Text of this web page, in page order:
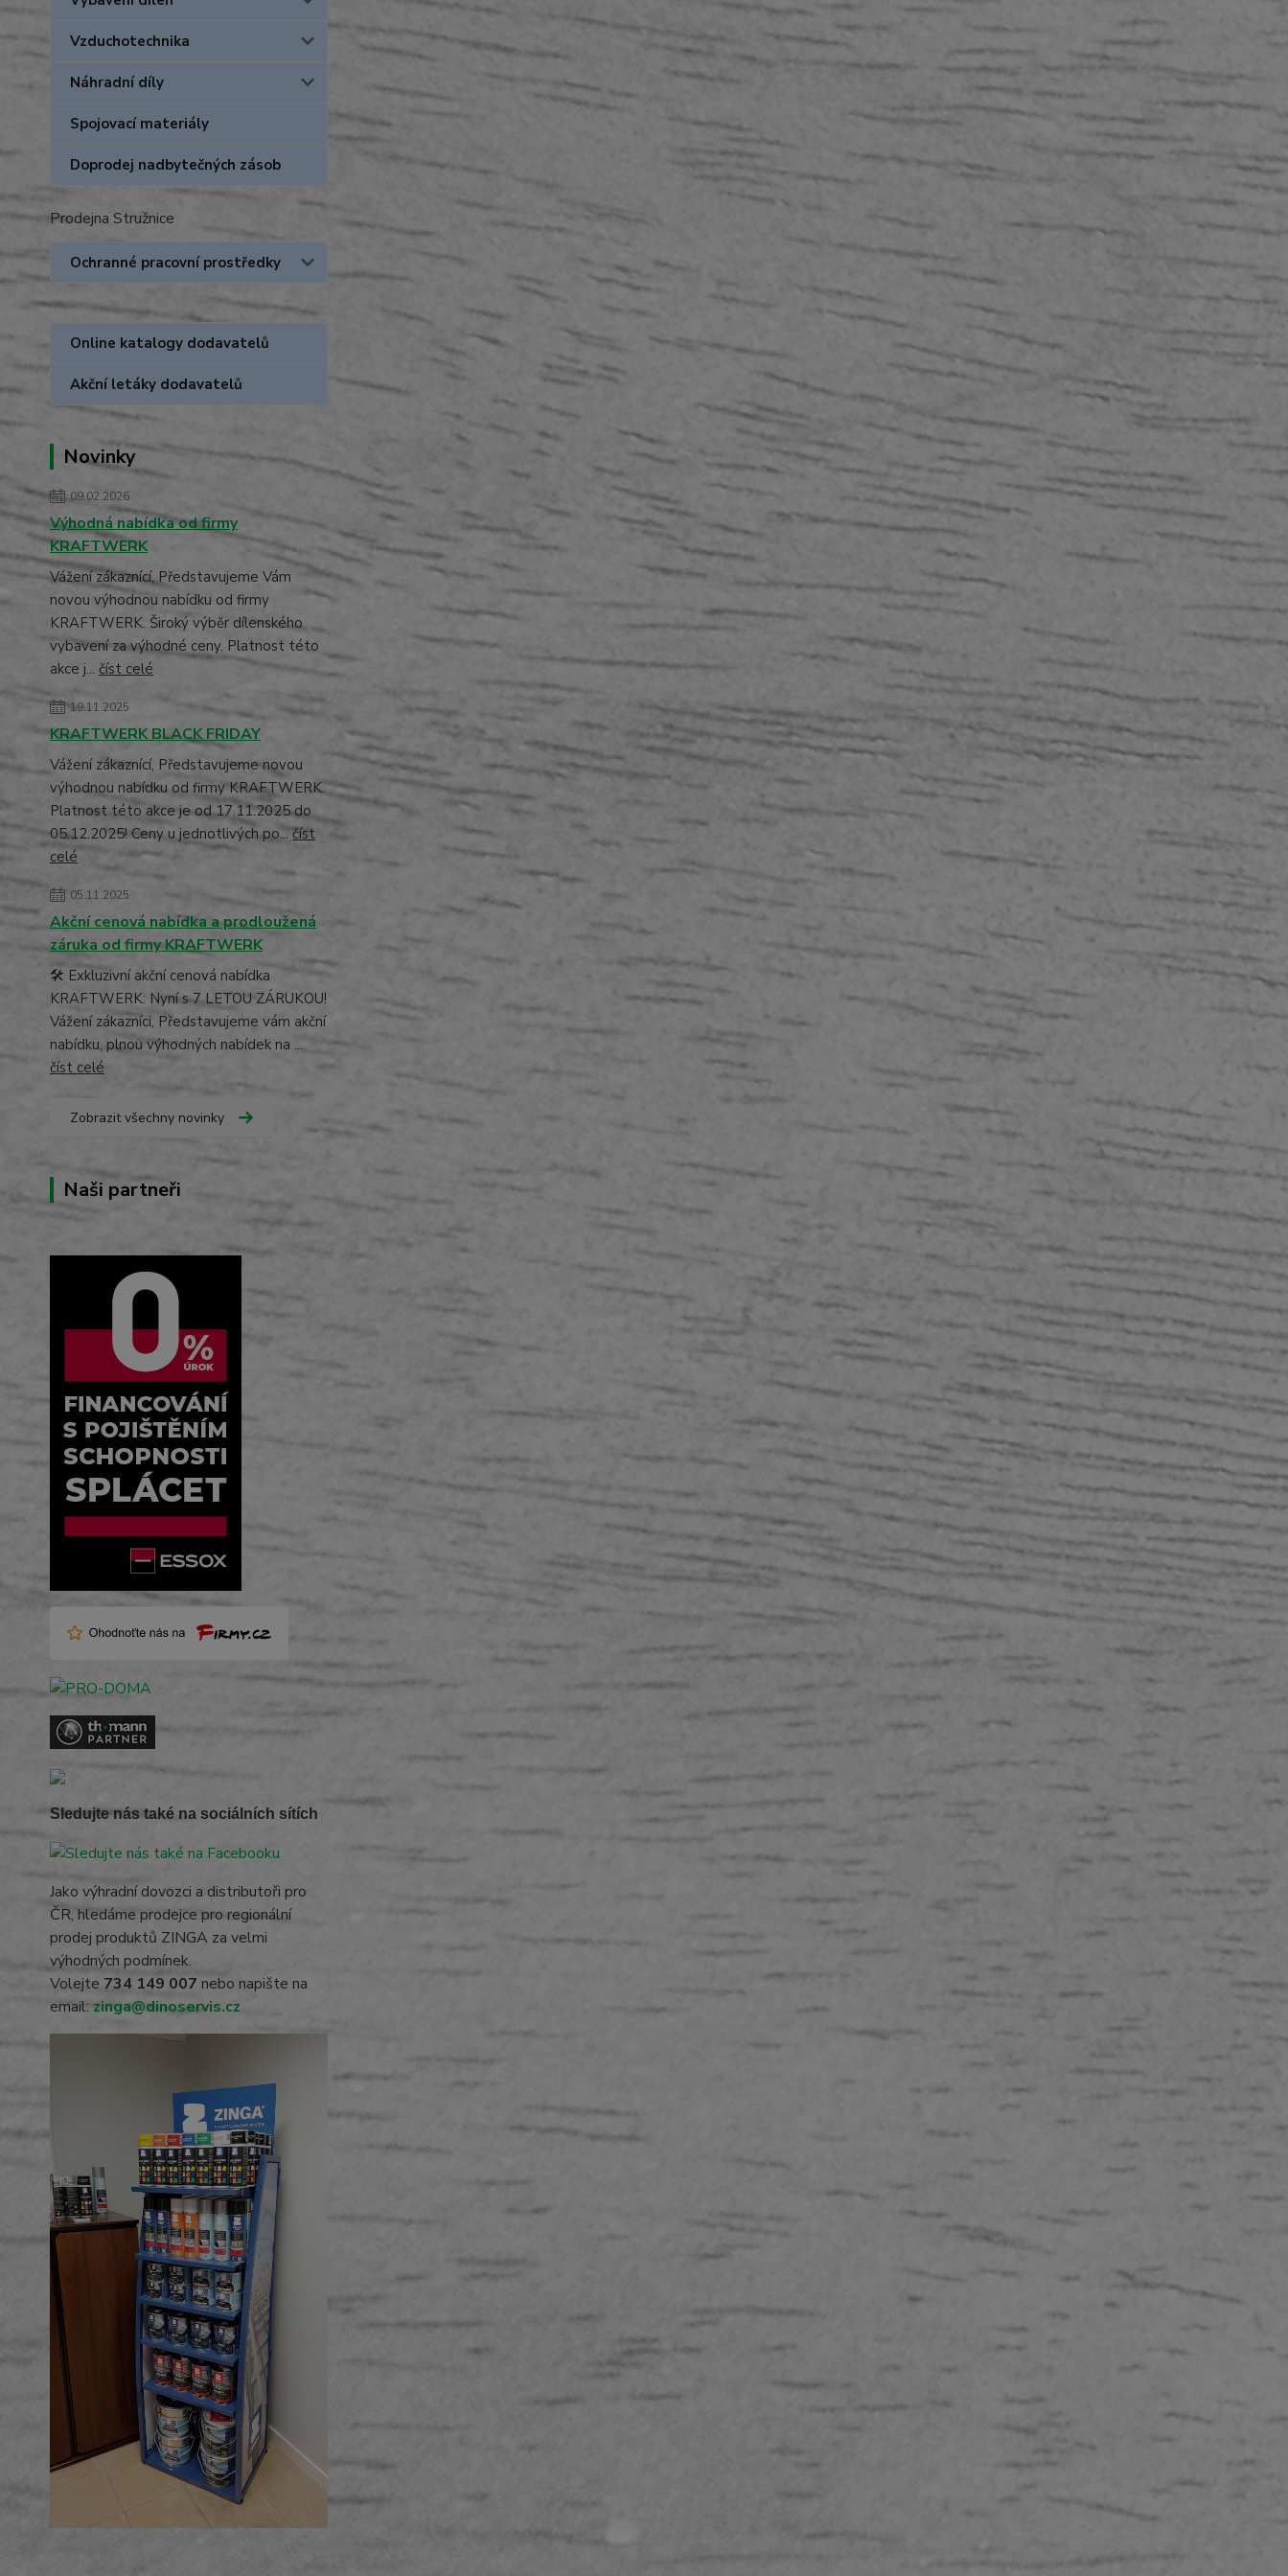
Vzduchotechnika
Náhradní díly
Spojovací materiály
Doprodej nadbytečných zásob
Prodejna Stružnice
Ochranné pracovní prostředky
Online katalogy dodavatelů
Akční letáky dodavatelů
Novinky
09.02.2026
Výhodná nabídka od firmy
KRAFTWERK
Vážení zákaznící, Představujeme Vám
novou výhodnou nabídku od firmy
KRAFTWERK. Široký výběr dílenského
vybavení za výhodné ceny. Platnost této
akce j... číst celé
19.11.2025
KRAFTWERK BLACK FRIDAY
Vážení zákaznící, Představujeme novou
výhodnou nabídku od firmy KRAFTWERK.
Platnost této akce je od 17.11.2025 do
05.12.2025! Ceny u jednotlivých po...číst
celé
05.11.2025
Akční cenová nabídka a prodloužená
záruka od firmy KRAFTWERK
🛠️ Exkluzivní akční cenová nabídka
KRAFTWERK: Nyní s 7 LETOU ZÁRUKOU!
Vážení zákazníci, Představujeme vám akční
nabídku, plnou výhodných nabídek na ...
číst celé
Zobrazit všechny novinky
Naši partneři
Sledujte nás také na sociálních sítích
Jako výhradní dovozci a distributoři pro
ČR, hledáme prodejce pro regionální
prodej produktů ZINGA za velmi
výhodných podmínek.
Volejte 734 149 007 nebo napište na
email: zinga@dinoservis.cz